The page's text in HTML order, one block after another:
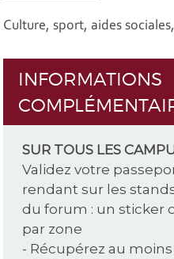
Culture, sport, aides
INFORMATIONS
SUR TOUS LES
Validez votre
rendant sur les
du forum : un sticker
par zone
- Récupérez au